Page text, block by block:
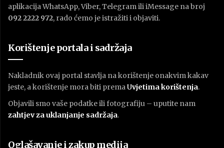
aplikacija WhatsApp, Viber, Telegram ili iMessage na broj
092 2222 972, rado ćemo je istražiti i objaviti.
Korištenje portala i sadržaja
Nakladnik ovaj portal stavlja na korištenje onakvim kakav
jeste, a korištenje mora biti prema Uvjetima korištenja.
Objavili smo vaše podatke ili fotografiju – uputite nam
zahtjev za uklanjanje sadržaja.
Oglašavanje i zakup medija